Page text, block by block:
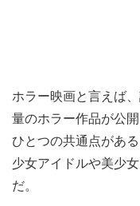
ホラー映画と言えば
量のホラー作品が公
ひとつの共通点があ
少女アイドルや美少
だ。